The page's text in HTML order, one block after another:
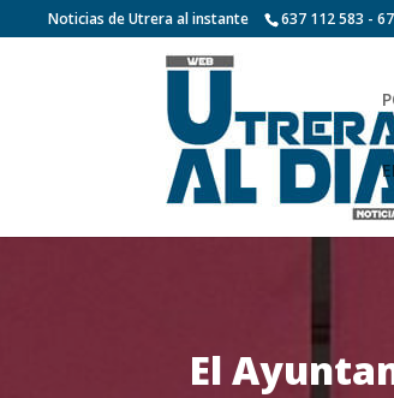
Noticias de Utrera al instante 637 112 583 -
El